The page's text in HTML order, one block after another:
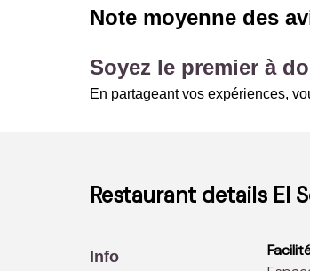
Note moyenne des
Soyez le premier à
En partageant vos expériences,
Restaurant details El
Info